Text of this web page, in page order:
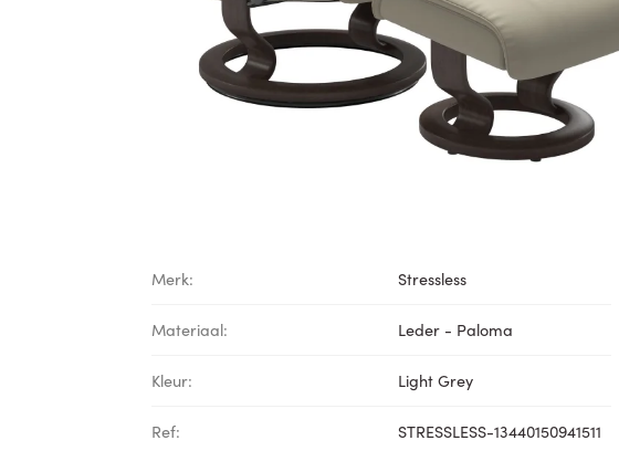
Merk: Stressless
Materiaal: Leder - Paloma
Kleur: Light Grey
Ref: STRESSLESS-13440150941511